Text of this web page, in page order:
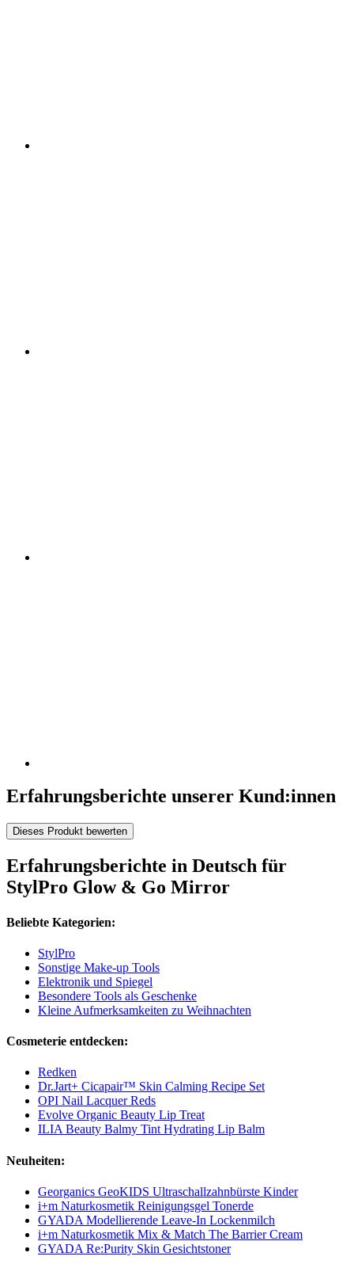
Erfahrungsberichte unserer Kund:innen
Dieses Produkt bewerten
Erfahrungsberichte in Deutsch für
StylPro Glow & Go Mirror
Beliebte Kategorien:
StylPro
Sonstige Make-up Tools
Elektronik und Spiegel
Besondere Tools als Geschenke
Kleine Aufmerksamkeiten zu Weihnachten
Cosmeterie entdecken:
Redken
Dr.Jart+ Cicapair™ Skin Calming Recipe Set
OPI Nail Lacquer Reds
Evolve Organic Beauty Lip Treat
ILIA Beauty Balmy Tint Hydrating Lip Balm
Neuheiten:
Georganics GeoKIDS Ultraschallzahnbürste Kinder
i+m Naturkosmetik Reinigungsgel Tonerde
GYADA Modellierende Leave-In Lockenmilch
i+m Naturkosmetik Mix & Match The Barrier Cream
GYADA Re:Purity Skin Gesichtstoner